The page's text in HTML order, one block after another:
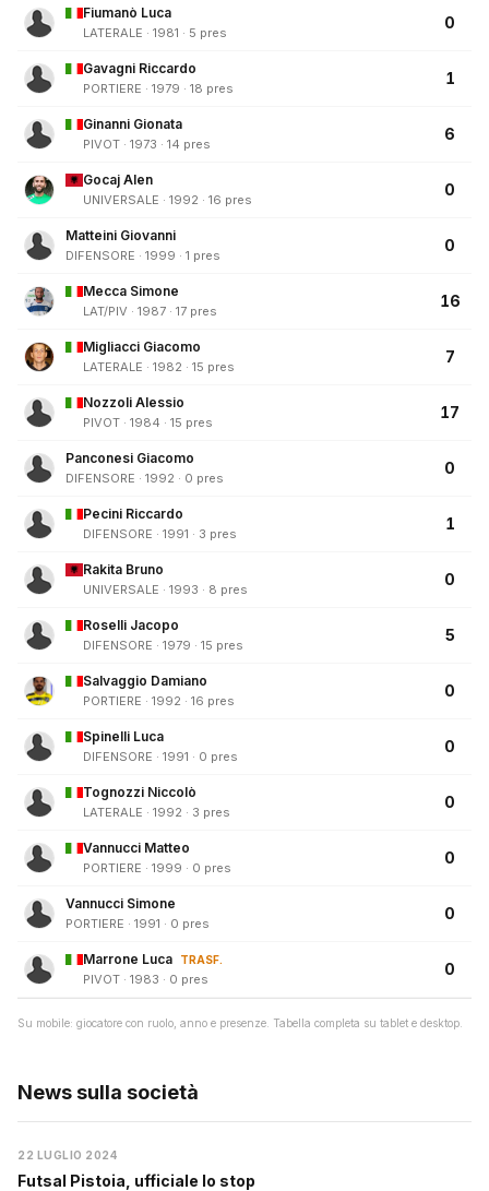
Fiumanò Luca
LATERALE · 1981 · 5 pres
0
Gavagni Riccardo
PORTIERE · 1979 · 18 pres
1
Ginanni Gionata
PIVOT · 1973 · 14 pres
6
Gocaj Alen
UNIVERSALE · 1992 · 16 pres
0
Matteini Giovanni
DIFENSORE · 1999 · 1 pres
0
Mecca Simone
LAT/PIV · 1987 · 17 pres
16
Migliacci Giacomo
LATERALE · 1982 · 15 pres
7
Nozzoli Alessio
PIVOT · 1984 · 15 pres
17
Panconesi Giacomo
DIFENSORE · 1992 · 0 pres
0
Pecini Riccardo
DIFENSORE · 1991 · 3 pres
1
Rakita Bruno
UNIVERSALE · 1993 · 8 pres
0
Roselli Jacopo
DIFENSORE · 1979 · 15 pres
5
Salvaggio Damiano
PORTIERE · 1992 · 16 pres
0
Spinelli Luca
DIFENSORE · 1991 · 0 pres
0
Tognozzi Niccolò
LATERALE · 1992 · 3 pres
0
Vannucci Matteo
PORTIERE · 1999 · 0 pres
0
Vannucci Simone
PORTIERE · 1991 · 0 pres
0
Marrone Luca TRASF.
PIVOT · 1983 · 0 pres
0
Su mobile: giocatore con ruolo, anno e presenze. Tabella completa su tablet e desktop.
News sulla società
22 LUGLIO 2024
Futsal Pistoia, ufficiale lo stop